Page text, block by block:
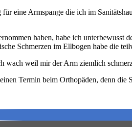
eine Armspange die ich im
haben, habe ich unterbewusst
Schmerzen im Ellbogen habe die
wach weil mir der Arm ziemlich
Termin beim Orthopäden, denn